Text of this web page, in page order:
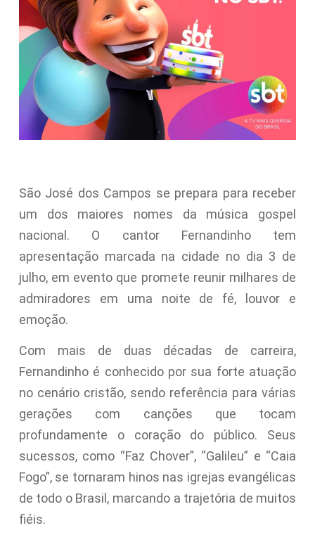
São José dos Campos se prepara para receber
um dos maiores nomes da música gospel
nacional. O cantor Fernandinho tem
apresentação marcada na cidade no dia 3 de
julho, em evento que promete reunir milhares de
admiradores em uma noite de fé, louvor e
emoção.
Com mais de duas décadas de carreira,
Fernandinho é conhecido por sua forte atuação
no cenário cristão, sendo referência para várias
gerações com canções que tocam
profundamente o coração do público. Seus
sucessos, como “Faz Chover”, “Galileu” e “Caia
Fogo”, se tornaram hinos nas igrejas evangélicas
de todo o Brasil, marcando a trajetória de muitos
fiéis.